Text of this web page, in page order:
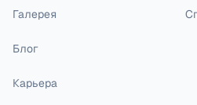
Галерея
Блог
Карьера